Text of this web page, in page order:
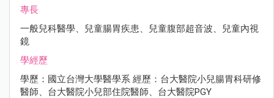
專長
一般兒科醫學、兒童腸胃疾患、兒童腹部超音波、兒童內視
鏡
學經歷
學歷：國立台灣大學醫學系 經歷：台大醫院小兒腸胃科研修
醫師、台大醫院小兒部住院醫師、台大醫院PGY